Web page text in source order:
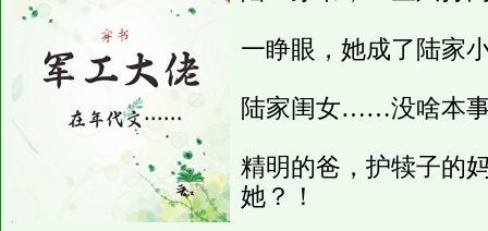
一睁眼，她成了陆家
陆家闺女……没啥本
精明的爸，护犊子的
她？！